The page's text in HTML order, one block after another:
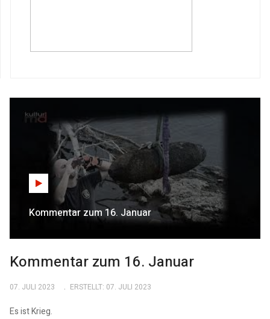
Kommentar zum 16. Januar
Kommentar zum 16. Januar
07. JULI 2023 ERSTELLT: 07. JULI 2023
Es ist Krieg.